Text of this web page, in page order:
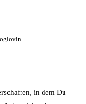
in dem Du